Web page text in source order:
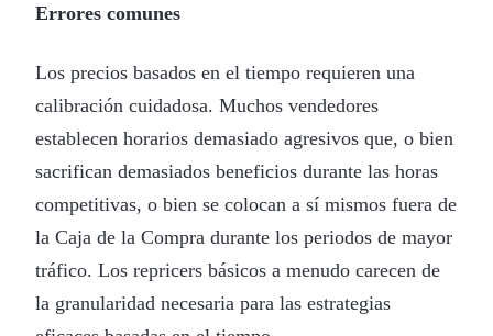
Errores comunes
Los precios basados en el tiempo requieren una
calibración cuidadosa. Muchos vendedores
establecen horarios demasiado agresivos que, o bien
sacrifican demasiados beneficios durante las horas
competitivas, o bien se colocan a sí mismos fuera de
la Caja de la Compra durante los periodos de mayor
tráfico. Los repricers básicos a menudo carecen de
la granularidad necesaria para las estrategias